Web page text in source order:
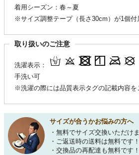
着用シーズン：春～夏
※サイズ調整テープ（長さ30cm）が1個付
取り扱いのご注意
洗濯表示：
手洗い可
※洗濯の際には品質表示タグの記載内容を
サイズが合うかお悩みの方へ
・無料でサイズ交換いただけ
・ご返送時の送料は無料です！
・交換品の再配達も無料です！